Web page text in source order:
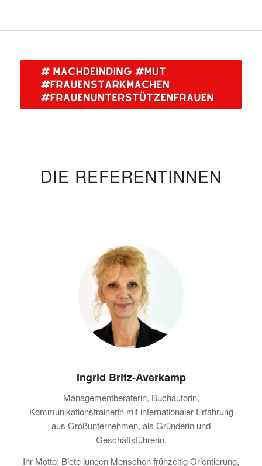
DIE REFERENTINNEN
Ingrid Britz-Averkamp
Managementberaterin, Buchautorin,
Kommunikationstrainerin mit internationaler Erfahrung
aus Großunternehmen, als Gründerin und
Geschäftsführerin.
Ihr Motto: Biete jungen Menschen frühzeitig Orientierung,